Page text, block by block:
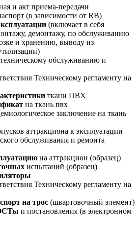
и акт приема-передачи
(в зависимости от RB)
(включает в себя
демонтажу, по обслуживанию
и хранению, выводу из
обслуживанию и
Техническому регламенту на
ткани ПВХ
на ткань пвх
заключение на ткань
аттракциона к эксплуатации
обслуживания и ремонта
на аттракцион (образец)
испытаний (образец)
Техническому регламенту на
на трос (швартовочный элемент)
и постановления (в электронном